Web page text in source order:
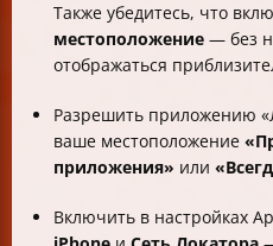
Также убедитесь, что
местоположение — без
отображаться
Разрешить приложению
ваше местоположение
приложения» или
Включить в настройках